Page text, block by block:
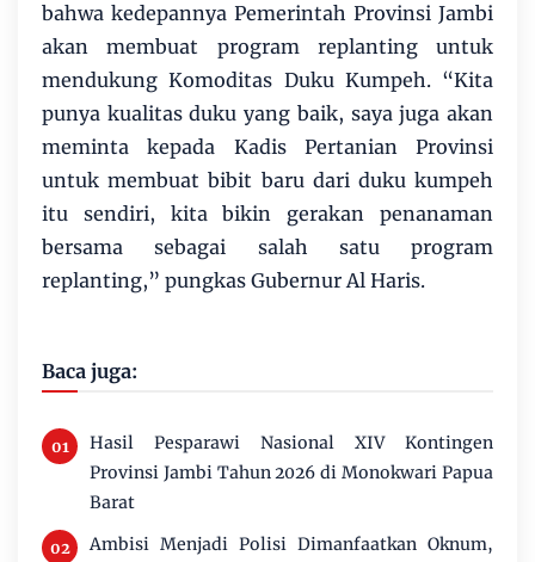
bahwa kedepannya Pemerintah Provinsi Jambi
akan membuat program replanting untuk
mendukung Komoditas Duku Kumpeh. “Kita
punya kualitas duku yang baik, saya juga akan
meminta kepada Kadis Pertanian Provinsi
untuk membuat bibit baru dari duku kumpeh
itu sendiri, kita bikin gerakan penanaman
bersama sebagai salah satu program
replanting,” pungkas Gubernur Al Haris.
Baca juga:
Hasil Pesparawi Nasional XIV Kontingen
Provinsi Jambi Tahun 2026 di Monokwari Papua
Barat
Ambisi Menjadi Polisi Dimanfaatkan Oknum,